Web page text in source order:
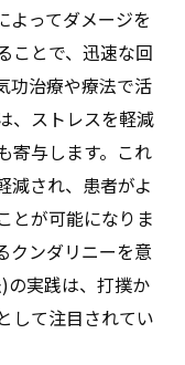
よってダメージを
ことで、迅速な回
功治療や療法で活
、ストレスを軽減
寄与します。これ
減され、患者がよ
とが可能になりま
クンダリニーを意
の実践は、打撲か
して注目されてい